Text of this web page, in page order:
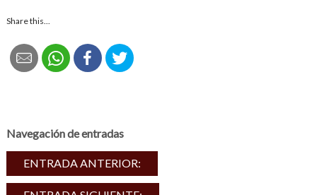
Share this...
Navegación de entradas
ENTRADA ANTERIOR: